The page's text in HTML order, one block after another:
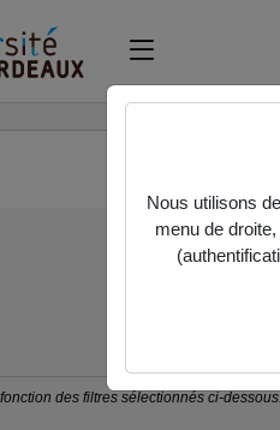
des filtres sélectionnés ci-
Nous utilisons
menu de